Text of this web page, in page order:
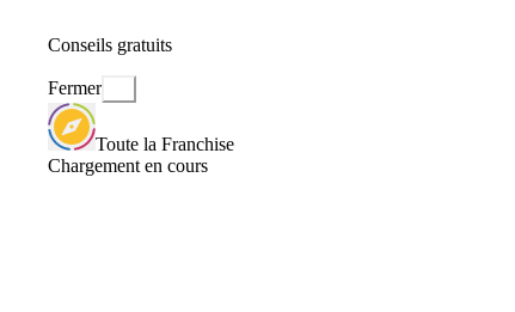
Conseils gratuits
Fermer
Toute la Franchise
Chargement en cours